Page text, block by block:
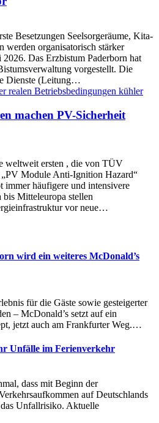
Besetzungen Seelsorgeräume, Kita-
organisatorisch stärker
Das Erzbistum Paderborn hat
vorgestellt. Die
Dienste (Leitung…
machen PV-Sicherheit
ersten , die von TÜV
Module Anti-Ignition Hazard“
immer häufigere und intensivere
Mitteleuropa stellen
vor neue…
wird ein weiteres McDonald’s
für die Gäste sowie gesteigerter
– McDonald’s setzt auf ein
jetzt auch am Frankfurter Weg.…
Unfälle im Ferienverkehr
dass mit Beginn der
auf Deutschlands
das Unfallrisiko. Aktuelle